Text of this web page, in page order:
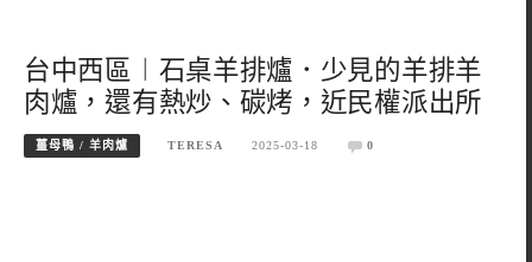
台中西區︱石桌羊排爐．少見的羊排羊
肉爐，還有熱炒、碳烤，近民權派出所
薑母鴨 / 羊肉爐 TERESA 2025-03-18 0